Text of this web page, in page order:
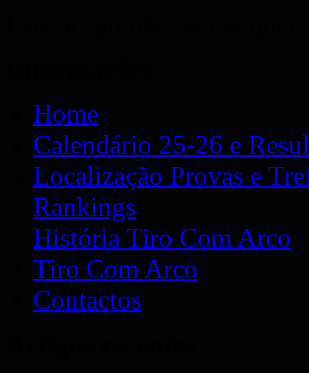
Home
Calendário 25-26 e
Localização Provas e
Rankings
História Tiro Com Arco
Tiro Com Arco
Contactos